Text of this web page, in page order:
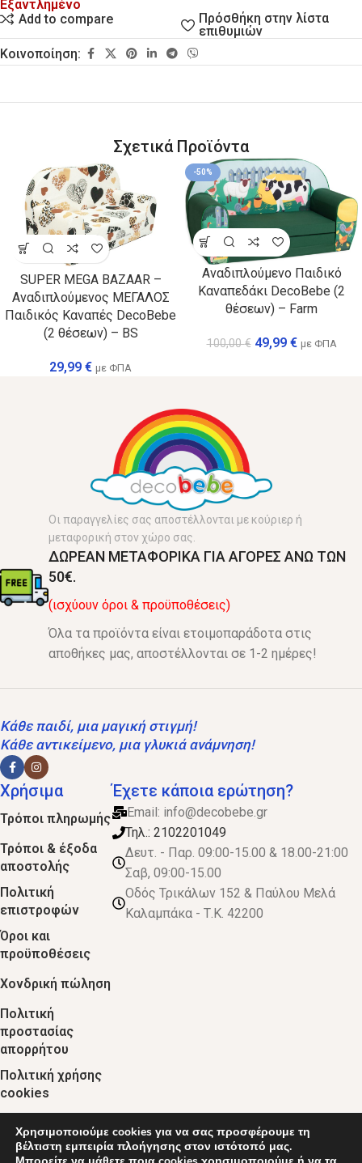
Εξαντλημένο
Add to compare
Πρόσθήκη στην λίστα
επιθυμιών
Κοινοποίηση:
Σχετικά Προϊόντα
SUPER MEGA BAZAAR –
Αναδιπλούμενος ΜΕΓΑΛΟΣ
Παιδικός Καναπές DecoBebe
(2 θέσεων) – BS
29,99 € με ΦΠΑ
-50%
Αναδιπλούμενο Παιδικό
Καναπεδάκι DecoBebe (2
θέσεων) – Farm
100,00€ 49,99 € με ΦΠΑ
Οι παραγγελίες σας αποστέλλονται με κούριερ ή
μεταφορική στον χώρο σας.
ΔΩΡΕΑΝ ΜΕΤΑΦΟΡΙΚΑ ΓΙΑ ΑΓΟΡΕΣ ΑΝΩ ΤΩΝ
50€.
(ισχύουν όροι & προϋποθέσεις)
Όλα τα προϊόντα είναι ετοιμοπαράδοτα στις
αποθήκες μας, αποστέλλονται σε 1-2 ημέρες!
Κάθε παιδί, μια μαγική στιγμή!
Κάθε αντικείμενο, μια γλυκιά ανάμνηση!
Χρήσιμα
Τρόποι πληρωμής
Τρόποι & έξοδα
αποστολής
Πολιτική
επιστροφών
Όροι και
προϋποθέσεις
Χονδρική πώληση
Πολιτική
προστασίας
απορρήτου
Πολιτική χρήσης
cookies
Έχετε κάποια ερώτηση?
Email: info@decobebe.gr
Τηλ.: 2102201049
Δευτ. - Παρ. 09:00-15.00 & 18.00-21:00
Σαβ, 09:00-15.00
Οδός Τρικάλων 152 & Παύλου Μελά
Καλαμπάκα - Τ.Κ. 42200
© 2024 :: decobebe.gr
Χρησιμοποιούμε cookies για να σας προσφέρουμε τη
βέλτιστη εμπειρία πλοήγησης στον ιστότοπό μας.